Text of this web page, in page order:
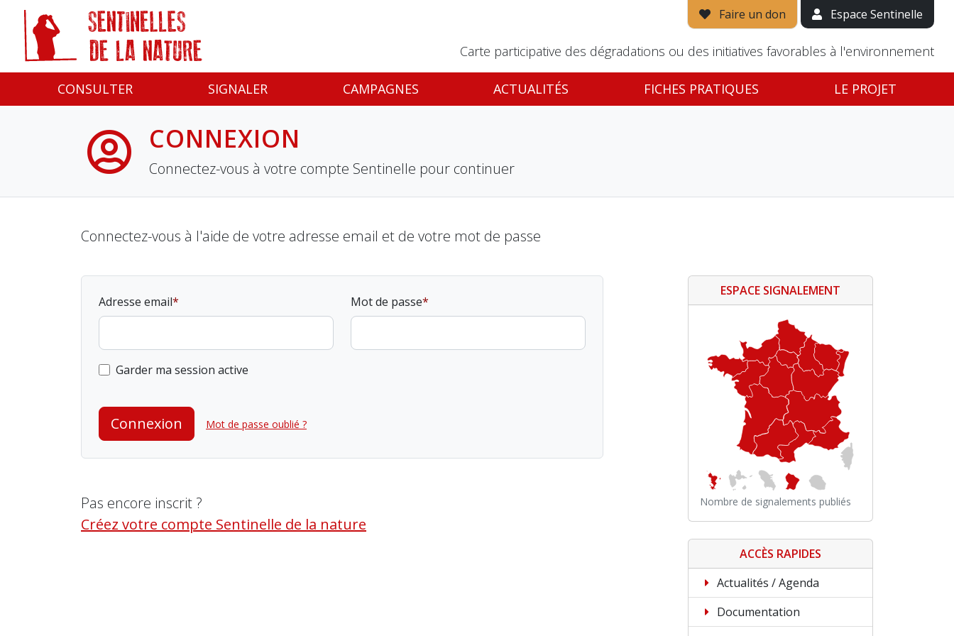
Faire un don Espace Sentinelle
Carte participative des dégradations ou des initiatives favorables à l'environnement
CONSULTER SIGNALER CAMPAGNES ACTUALITÉS FICHES PRATIQUES LE PROJET
CONNEXION
Connectez-vous à votre compte Sentinelle pour continuer
Connectez-vous à l'aide de votre adresse email et de votre mot de passe
Adresse email Mot de passe
Garder ma session active
Connexion Mot de passe oublié ?
Pas encore inscrit ?
Créez votre compte Sentinelle de la nature
ESPACE SIGNALEMENT
Nombre de signalements publiés
ACCÈS RAPIDES
Actualités / Agenda
Documentation
Panneau de gestion des cookies